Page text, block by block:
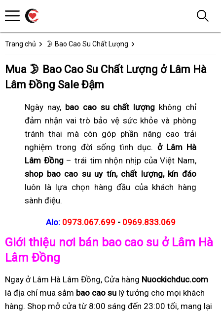
Trang chủ 🌛 Bao Cao Su Chất Lượng
Mua 🌛 Bao Cao Su Chất Lượng ở Lâm Hà
Lâm Đồng Sale Đậm
Ngày nay, bao cao su chất lượng không chỉ
đảm nhận vai trò bảo vệ sức khỏe và phòng
tránh thai mà còn góp phần nâng cao trải
nghiệm trong đời sống tình dục. ở Lâm Hà
Lâm Đồng– trái tim nhộn nhịp của Việt Nam,
shop bao cao su uy tín, chất lượng, kín đáo
luôn là lựa chọn hàng đầu của khách hàng
sành điệu.
Alo: 0973.067.699 - 0969.833.069
Giới thiệu nơi bán bao cao su ở Lâm Hà
Lâm Đồng
Ngay ở Lâm Hà Lâm Đồng, Cửa hàng Nuockichduc.com
là địa chỉ mua sắm bao cao su lý tưởng cho mọi khách
hàng. Shop mở cửa từ 8:00 sáng đến 23:00 tối, mang lại